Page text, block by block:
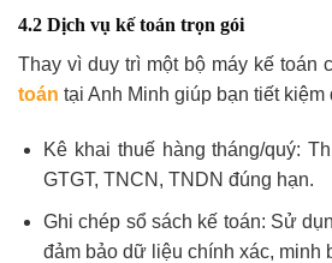
4.2 Dịch vụ kế toán trọn gói
Thay vì duy trì một bộ máy kế toán
toán tại Anh Minh giúp bạn tiết kiệm
Kê khai thuế hàng tháng/quý:
GTGT, TNCN, TNDN đúng hạn.
Ghi chép sổ sách kế toán: Sử
đảm bảo dữ liệu chính xác, minh